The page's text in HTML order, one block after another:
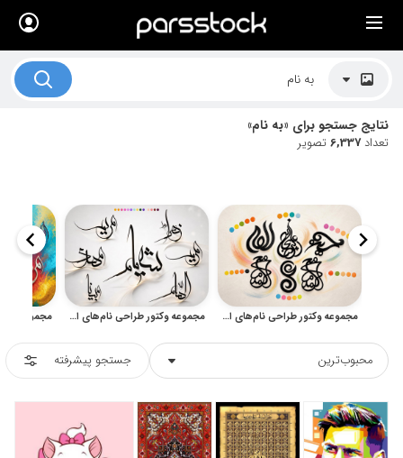
نتایج جستجو برای «به نام»
تعداد6,337تصویر
مجموعه وکتور طراحی نام‌های ایرانی و اسلامی آثار اعظم علی‌زاده نیک مجموعه وکتور طراحی نام‌های ایرانی آثار مهشید رعیت با خوشنویسی معلی
محبوب‌ترین جستجو پیشرفته
× لیست قیمت ها
موضوعات تصاویر
هنرمندان ایرانی
کسب درآمد از فروش تصاویر
021 28428845
تماس با ما
بلاگ پارس استاک